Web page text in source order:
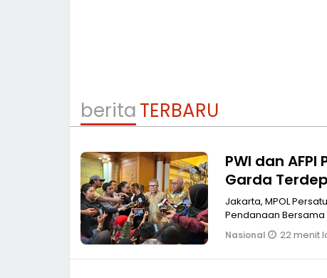
beritaTERBARU
PWI dan
Garda
Jakarta, MPOL Persatuan Wartawan Indonesia (PWI) Pusat bersama Asosiasi Fintech
Pendanaan
Nasional 22 menit